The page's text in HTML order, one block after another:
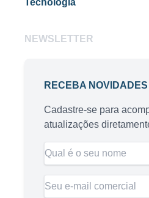
Tecnologia
NEWSLETTER
RECEBA
Cadastre-se para
atualizações